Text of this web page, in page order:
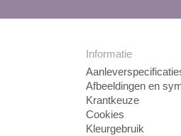
Informatie
Afbeeldingen en
Krantkeuze
Cookies
Kleurgebruik